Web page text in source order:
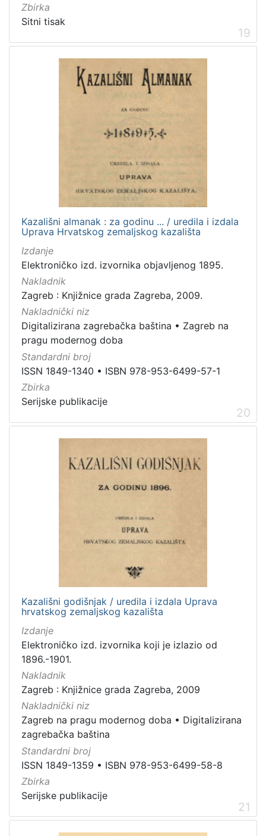
Zbirka
Sitni tisak
19
Kazališni almanak : za godinu ... / uredila i izdala
Uprava Hrvatskog zemaljskog kazališta
Izdanje
Elektroničko izd. izvornika objavljenog 1895.
Nakladnik
Zagreb : Knjižnice grada Zagreba, 2009.
Nakladnički niz
Digitalizirana zagrebačka baština • Zagreb na
pragu modernog doba
Standardni broj
ISSN 1849-1340 • ISBN 978-953-6499-57-1
Zbirka
Serijske publikacije
20
Kazališni godišnjak / uredila i izdala Uprava
hrvatskog zemaljskog kazališta
Izdanje
Elektroničko izd. izvornika koji je izlazio od
1896.-1901.
Nakladnik
Zagreb : Knjižnice grada Zagreba, 2009
Nakladnički niz
Zagreb na pragu modernog doba • Digitalizirana
zagrebačka baština
Standardni broj
ISSN 1849-1359 • ISBN 978-953-6499-58-8
Zbirka
Serijske publikacije
21